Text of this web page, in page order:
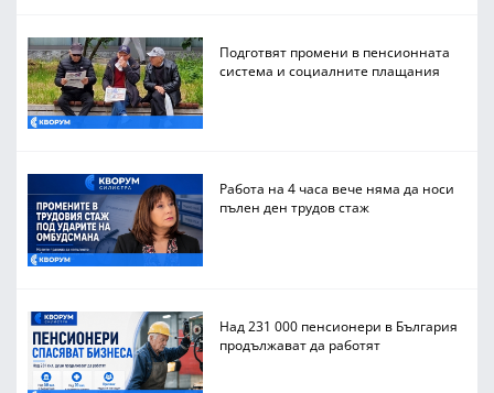
Подготвят промени в пенсионната
система и социалните плащания
Работа на 4 часа вече няма да носи
пълен ден трудов стаж
Над 231 000 пенсионери в България
продължават да работят